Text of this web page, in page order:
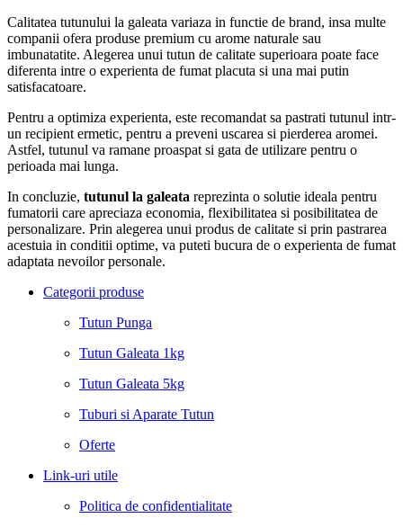
Calitatea tutunului la galeata variaza in functie de brand, insa multe
companii ofera produse premium cu arome naturale sau
imbunatatite. Alegerea unui tutun de calitate superioara poate face
diferenta intre o experienta de fumat placuta si una mai putin
satisfacatoare.
Pentru a optimiza experienta, este recomandat sa pastrati tutunul intr-
un recipient ermetic, pentru a preveni uscarea si pierderea aromei.
Astfel, tutunul va ramane proaspat si gata de utilizare pentru o
perioada mai lunga.
In concluzie, tutunul la galeata reprezinta o solutie ideala pentru
fumatorii care apreciaza economia, flexibilitatea si posibilitatea de
personalizare. Prin alegerea unui produs de calitate si prin pastrarea
acestuia in conditii optime, va puteti bucura de o experienta de fumat
adaptata nevoilor personale.
Categorii produse
Tutun Punga
Tutun Galeata 1kg
Tutun Galeata 5kg
Tuburi si Aparate Tutun
Oferte
Link-uri utile
Politica de confidentialitate